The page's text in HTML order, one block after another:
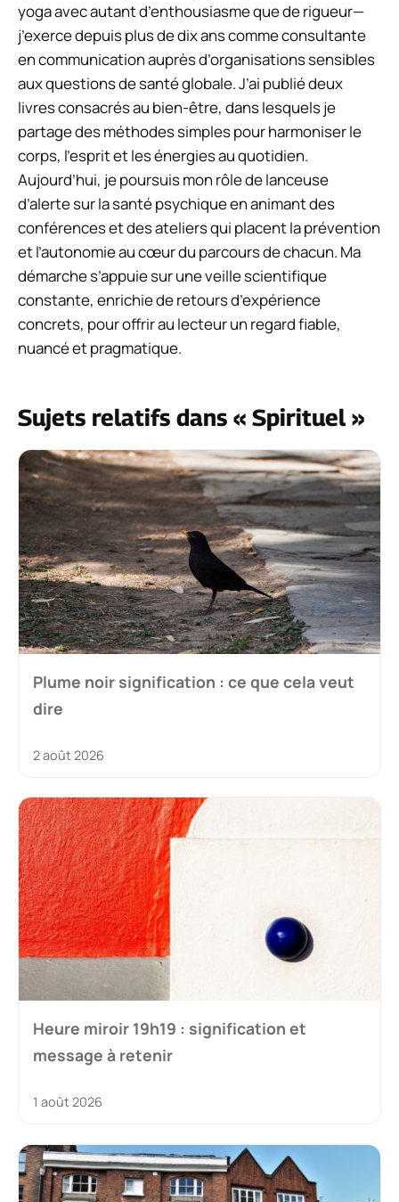
yoga avec autant d’enthousiasme que de rigueur—
j’exerce depuis plus de dix ans comme consultante
en communication auprès d’organisations sensibles
aux questions de santé globale. J’ai publié deux
livres consacrés au bien-être, dans lesquels je
partage des méthodes simples pour harmoniser le
corps, l’esprit et les énergies au quotidien.
Aujourd’hui, je poursuis mon rôle de lanceuse
d’alerte sur la santé psychique en animant des
conférences et des ateliers qui placent la prévention
et l’autonomie au cœur du parcours de chacun. Ma
démarche s’appuie sur une veille scientifique
constante, enrichie de retours d’expérience
concrets, pour offrir au lecteur un regard fiable,
nuancé et pragmatique.
Sujets relatifs dans « Spirituel »
Plume noir signification : ce que cela veut
dire
2 août 2026
Heure miroir 19h19 : signification et
message à retenir
1 août 2026